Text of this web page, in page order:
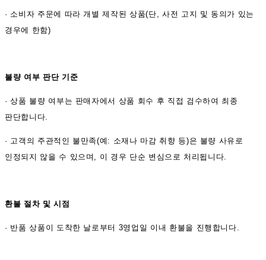
· 소비자 주문에 따라 개별 제작된 상품(단, 사전 고지 및 동의가 있는
경우에 한함)
불량 여부 판단 기준
·상품 불량 여부는 판매자에서 상품 회수 후 직접 검수하여 최종
판단합니다.
· 고객의 주관적인 불만족(예: 소재나 마감 취향 등)은 불량 사유로
인정되지 않을 수 있으며, 이 경우 단순 변심으로 처리됩니다.
환불 절차 및 시점
· 반품 상품이 도착한 날로부터 3영업일 이내 환불을 진행합니다.